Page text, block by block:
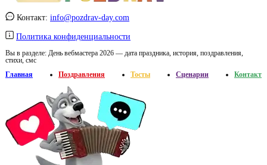
Контакт: info@pozdrav-day.com
Политика конфиденциальности
Вы в разделе: День вебмастера 2026 — дата праздника, история, поздравления,
стихи, смс
Главная
Поздравления Тосты Сценарии Контакт